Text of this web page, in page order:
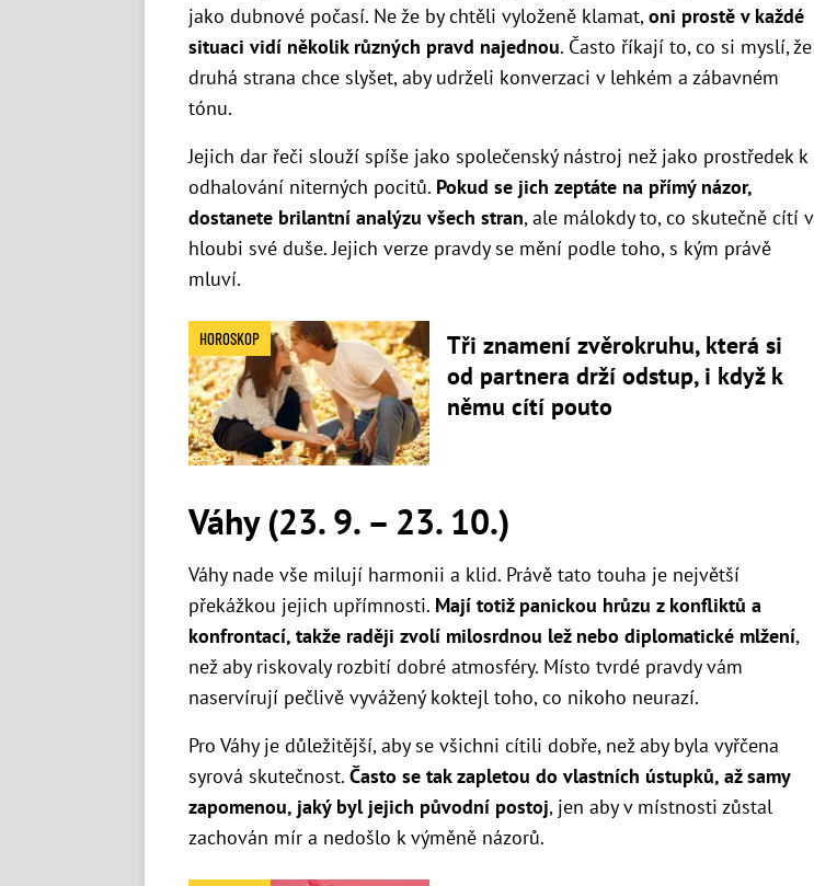
jako dubnové počasí. Ne že by chtěli vyloženě klamat,oni prostě v každé
situaci vidí několik různých pravd najednou. Často říkají to, co si myslí, že
druhá strana chce slyšet, aby udrželi konverzaci v lehkém a zábavném
tónu.
Jejich dar řeči slouží spíše jako společenský nástroj než jako prostředek k
odhalování niterných pocitů. Pokud se jich zeptáte na přímý názor,
dostanete brilantní analýzu všech stran, ale málokdy to, co skutečně cítí v
hloubi své duše. Jejich verze pravdy se mění podle toho, s kým právě
mluví.
HOROSKOP
Tři znamení zvěrokruhu, která si
od partnera drží odstup, i když k
němu cítí pouto
Váhy (23. 9. – 23. 10.)
Váhy nade vše milují harmonii a klid. Právě tato touha je největší
překážkou jejich upřímnosti. Mají totiž panickou hrůzu z konfliktů a
konfrontací, takže raději zvolí milosrdnou lež nebo diplomatické mlžení,
než aby riskovaly rozbití dobré atmosféry. Místo tvrdé pravdy vám
naservírují pečlivě vyvážený koktejl toho, co nikoho neurazí.
Pro Váhy je důležitější, aby se všichni cítili dobře, než aby byla vyřčena
syrová skutečnost. Často se tak zapletou do vlastních ústupků, až samy
zapomenou, jaký byl jejich původní postoj, jen aby v místnosti zůstal
zachován mír a nedošlo k výměně názorů.